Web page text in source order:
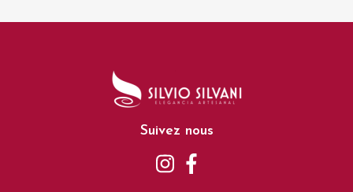
Suivez nous